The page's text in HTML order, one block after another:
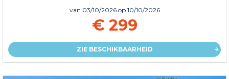
van 03/10/2026 op 10/10/2026
€ 299
ZIE BESCHIKBAARHEID